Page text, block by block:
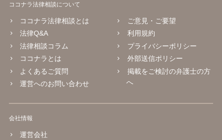
ココナラ法律相談について
ココナラ法律相談とは
法律Q&A
法律相談コラム
ココナラとは
よくあるご質問
運営へのお問い合わせ
ご意見・ご要望
利用規約
プライバシーポリシー
外部送信ポリシー
掲載をご検討の弁護士の方
へ
会社情報
運営会社